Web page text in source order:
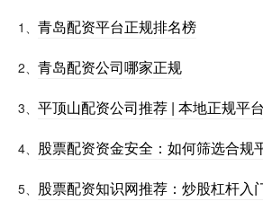
1、 青岛配资平台正规排名榜
2、 青岛配资公司哪家正规
3、 平顶山配资公司推荐 | 本地正规平台
4、 股票配资资金安全：如何筛选合规
5、 股票配资知识网推荐：炒股杠杆入